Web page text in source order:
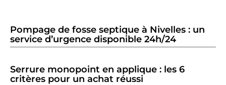
Pompage de fosse septique à Nivelles : un
service d’urgence disponible 24h/24
Serrure monopoint en applique : les 6
critères pour un achat réussi